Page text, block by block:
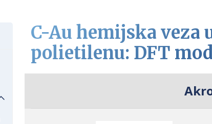
C-Au hemijska
polietilenu: DFT